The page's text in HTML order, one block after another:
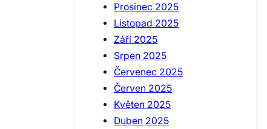
Prosinec 2025
Listopad 2025
Září 2025
Srpen 2025
Červenec 2025
Červen 2025
Květen 2025
Duben 2025